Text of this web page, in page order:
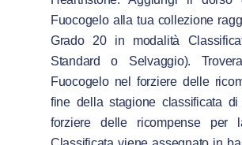
Fuocogelo alla tua collezione
Grado 20 in modalità
Standard o Selvaggio).
Fuocogelo nel forziere delle
fine della stagione classificata di
forziere delle ricompense per